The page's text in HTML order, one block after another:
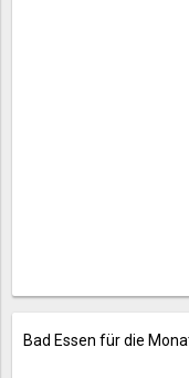
Bad Essen für die